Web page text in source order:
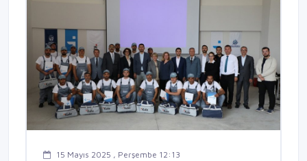
15 Mayıs 2025 , Perşembe 12:13